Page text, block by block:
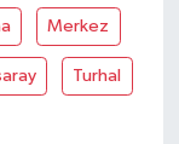
Merkez
Turhal